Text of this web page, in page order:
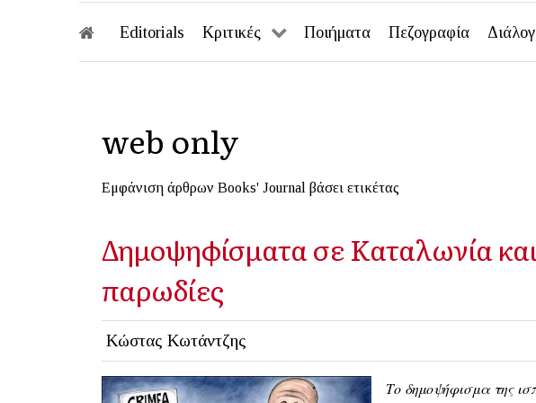
Editorials Κριτικές Ποιήματα Πεζογραφία
web only
Εμφάνιση άρθρων Books' Journal βάσει ετικέτας
Δημοψηφίσματα σε Καταλωνία
παρωδίες
Κώστας Κωτάντζης
Το δημοψήφισμα της